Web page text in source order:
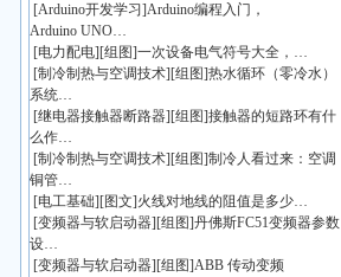
[Arduino开发学习 ]Arduino编程入门，
Arduino UNO…
[电力配电][组图]一次设备电气符号大全，…
[制冷制热与空调技术][组图]热水循环（零冷水）
系统…
[继电器接触器断路器][组图]接触器的短路环有什
么作…
[制冷制热与空调技术][组图]制冷人看过来：空调
铜管…
[电工基础][图文]火线对地线的阻值是多少…
[变频器与软启动器][组图]丹佛斯FC51变频器参数
设…
[变频器与软启动器][组图]ABB 传动变频